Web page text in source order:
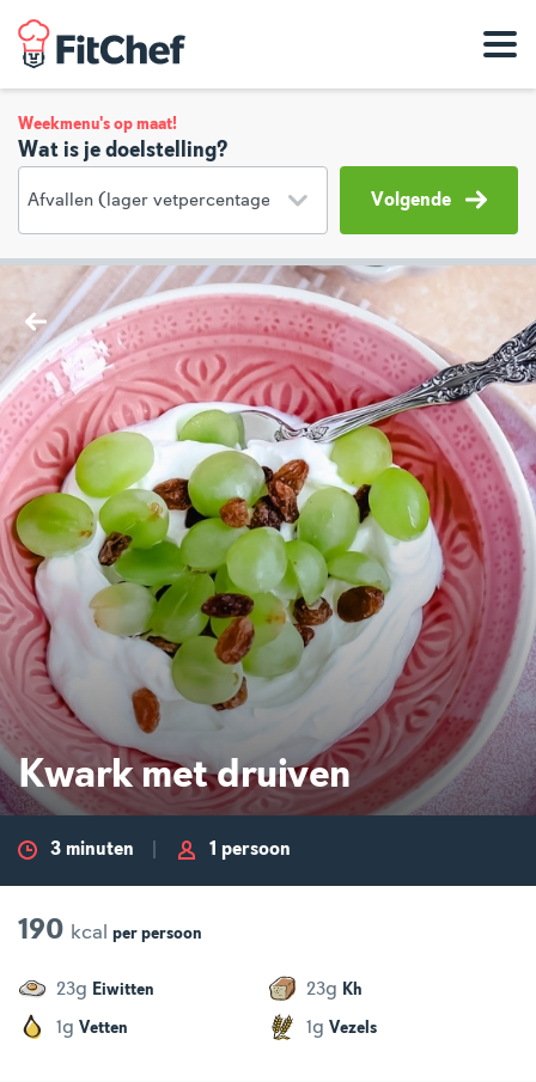
Weekmenu's op maat!
Wat is je doelstelling?
Volgende
Kwark met druiven
3 minuten 1 persoon
190 kcal per persoon
23g Eiwitten 23g Kh
1g Vetten 1g Vezels